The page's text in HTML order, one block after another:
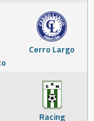
Cerro Largo
Racing